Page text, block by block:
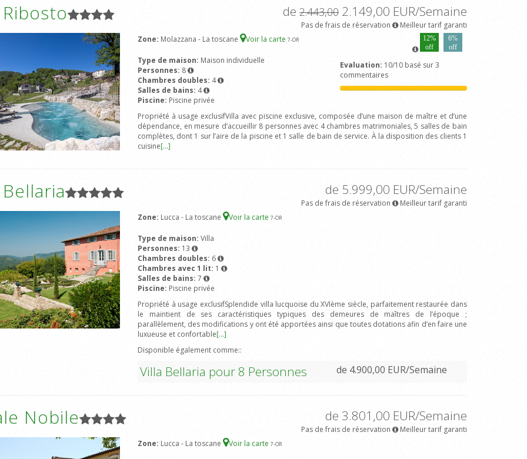
de 2.443,00 2.149,00 EUR/Semaine
Pas de frais de réservation
Meilleur tarif garanti
Zone: Molazzana - La toscane Voir la carte 7-OR
12%
off
6%
off
Type de maison: Maison individuelle
Personnes: 8
Chambres doubles: 4
Salles de bains: 4
Piscine: Piscine privée
Evaluation: 10/10 basé sur 3
commentaires
Propriété à usage exclusifVilla avec piscine exclusive, composée d’une maison de maître et d’une
dépendance, en mesure d’accueillir 8 personnes avec 4 chambres matrimoniales, 5 salles de bain
complètes, dont 1 sur l’aire de la piscine et 1 salle de bain de service. À la disposition des clients 1
cuisine[...]
de 5.999,00 EUR/Semaine
Pas de frais de réservation
Meilleur tarif garanti
Zone: Lucca - La toscane Voir la carte 7-OR
Type de maison: Villa
Personnes: 13
Chambres doubles: 6
Chambres avec 1 lit: 1
Salles de bains: 7
Piscine: Piscine privée
Propriété à usage exclusifSplendide villa lucquoise du XVIème siècle, parfaitement restaurée dans
le maintient de ses caractéristiques typiques des demeures de maîtres de l’époque ;
parallèlement, des modifications y ont été apportées ainsi que toutes dotations afin d’en faire une
luxueuse et confortable[...]
Disponible également comme::
Villa Bellaria pour 8 Personnes de 4.900,00 EUR/Semaine
Nobile de 3.801,00 EUR/Semaine
Pas de frais de réservation
Meilleur tarif garanti
Zone: Lucca - La toscane Voir la carte 7-OR